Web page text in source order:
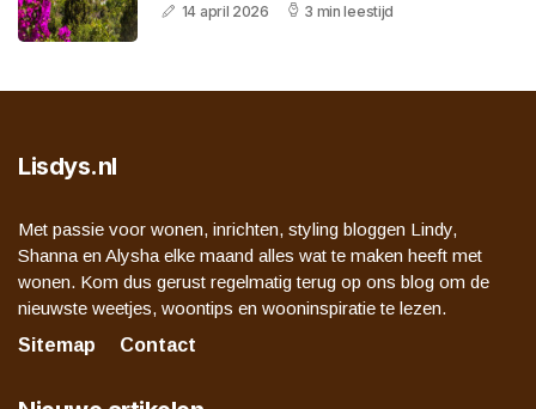
14 april 2026 3 min leestijd
Lisdys.nl
Met passie voor wonen, inrichten, styling bloggen Lindy,
Shanna en Alysha elke maand alles wat te maken heeft met
wonen. Kom dus gerust regelmatig terug op ons blog om de
nieuwste weetjes, woontips en wooninspiratie te lezen.
Sitemap
Contact